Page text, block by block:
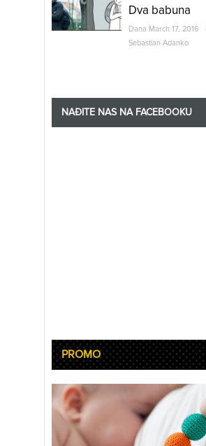
Dva babuna
Dana March 17, 2016
Sebastian Adanko
NAĐITE NAS NA FACEBOOKU
PROMO